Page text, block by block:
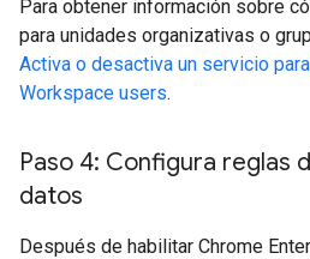
Para obtener información sobre
para unidades organizativas o
Activa o desactiva un servicio
Workspace users.
Paso 4: Configura reglas
datos
Después de habilitar Chrome